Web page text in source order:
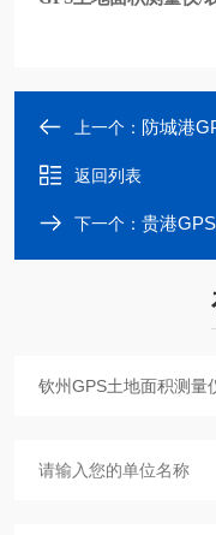
上一个： 防城港
返回列表
下一个： 贵港